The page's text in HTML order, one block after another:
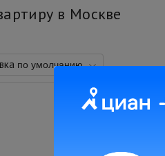
в Москве
по умолчанию